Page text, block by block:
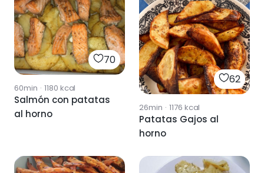
70
60min · 1180 kcal
Salmón con patatas
al horno
62
26min · 1176 kcal
Patatas Gajos al
horno